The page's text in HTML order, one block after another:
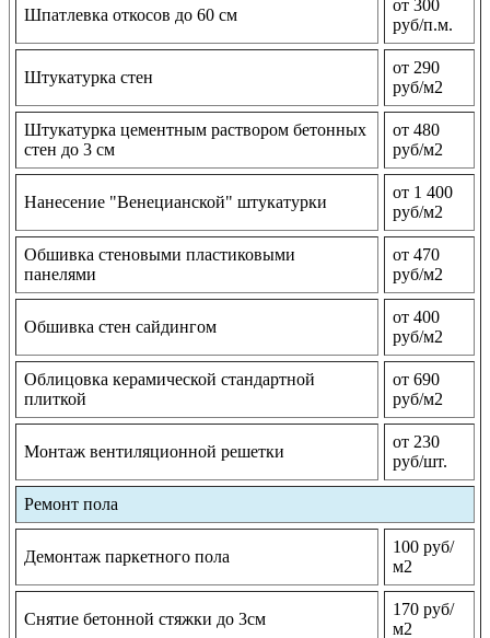
Шпатлевка откосов до 60 см
от 300
руб/п.м.
Штукатурка стен
от 290
руб/м2
Штукатурка цементным раствором бетонных
стен до 3 см
от 480
руб/м2
Нанесение "Венецианской" штукатурки
от 1 400
руб/м2
Обшивка стеновыми пластиковыми
панелями
от 470
руб/м2
Обшивка стен сайдингом
от 400
руб/м2
Облицовка керамической стандартной
плиткой
от 690
руб/м2
Монтаж вентиляционной решетки
от 230
руб/шт.
Ремонт пола
Демонтаж паркетного пола
100 руб/
м2
Снятие бетонной стяжки до 3см
170 руб/
м2